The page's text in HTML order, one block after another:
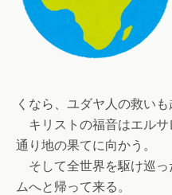
くなら、ユダヤ人の救いも
キリストの福音はエルサ
通り地の果てに向かう。
そして全世界を駆け巡っ
ムへと帰って来る。